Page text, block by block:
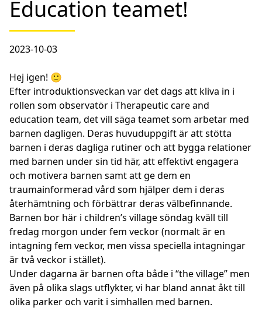
Education teamet!
2023-10-03
Hej igen! 🙂
Efter introduktionsveckan var det dags att kliva in i
rollen som observatör i Therapeutic care and
education team, det vill säga teamet som arbetar med
barnen dagligen. Deras huvuduppgift är att stötta
barnen i deras dagliga rutiner och att bygga relationer
med barnen under sin tid här, att effektivt engagera
och motivera barnen samt att ge dem en
traumainformerad vård som hjälper dem i deras
återhämtning och förbättrar deras välbefinnande.
Barnen bor här i children’s village söndag kväll till
fredag morgon under fem veckor (normalt är en
intagning fem veckor, men vissa speciella intagningar
är två veckor i stället).
Under dagarna är barnen ofta både i “the village” men
även på olika slags utflykter, vi har bland annat åkt till
olika parker och varit i simhallen med barnen.